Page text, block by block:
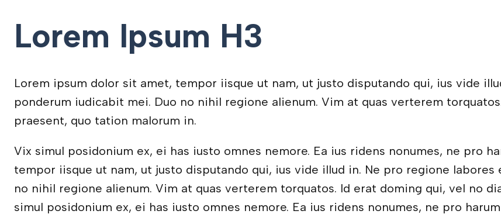
Lorem Ipsum H3
Lorem ipsum dolor sit amet, tempor iisque ut nam, ut justo disputando qui, ius vide
ponderum iudicabit mei. Duo no nihil regione alienum. Vim at quas verterem
praesent, quo tation malorum in.
Vix simul posidonium ex, ei has iusto omnes nemore. Ea ius ridens nonumes, ne pro
tempor iisque ut nam, ut justo disputando qui, ius vide illud in. Ne pro regione
no nihil regione alienum. Vim at quas verterem torquatos. Id erat doming qui, vel no
simul posidonium ex, ei has iusto omnes nemore. Ea ius ridens nonumes, ne pro